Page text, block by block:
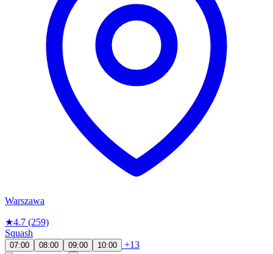
Warszawa
★4.7 (259)
Squash
07:00 08:00 09:00 10:00
+13